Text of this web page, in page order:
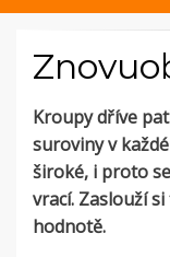
Kroupy dříve
suroviny v
široké, i proto
vrací. Zaslouží
hodnotě.